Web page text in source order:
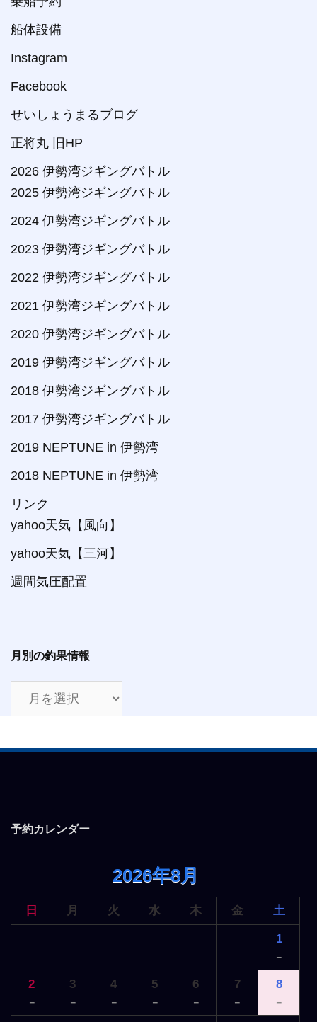
船体設備
Instagram
Facebook
せいしょうまるブログ
正将丸 旧HP
2026 伊勢湾ジギングバトル
2025 伊勢湾ジギングバトル
2024 伊勢湾ジギングバトル
2023 伊勢湾ジギングバトル
2022 伊勢湾ジギングバトル
2021 伊勢湾ジギングバトル
2020 伊勢湾ジギングバトル
2019 伊勢湾ジギングバトル
2018 伊勢湾ジギングバトル
2017 伊勢湾ジギングバトル
2019 NEPTUNE in 伊勢湾
2018 NEPTUNE in 伊勢湾
リンク
yahoo天気【風向】
yahoo天気【三河】
週間気圧配置
月別の釣果情報
別
釣
予約カレンダー
2026年8月
日 月 火 水 木 金 土
1
－
2
－
3
－
4
－
5
－
6
－
7
－
8
－